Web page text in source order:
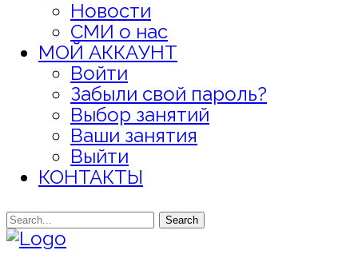
Новости
СМИ о нас
МОЙ АККАУНТ
Войти
Забыли свой пароль?
Выбор занятий
Ваши занятия
Выйти
КОНТАКТЫ
Search